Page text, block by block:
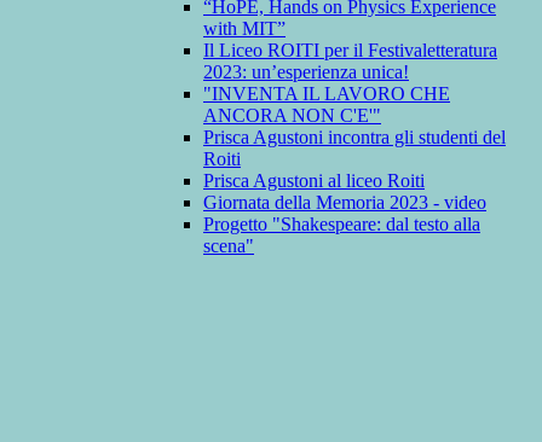
“HoPE, Hands on Physics Experience
with MIT”
Il Liceo ROITI per il Festivaletteratura
2023: un’esperienza unica!
"INVENTA IL LAVORO CHE
ANCORA NON C'E'"
Prisca Agustoni incontra gli studenti del
Roiti
Prisca Agustoni al liceo Roiti
Giornata della Memoria 2023 - video
Progetto "Shakespeare: dal testo alla
scena"